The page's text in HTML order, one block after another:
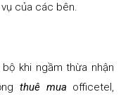
vụ của các bên.
khi ngầm thừa nhận
thuê mua officetel,